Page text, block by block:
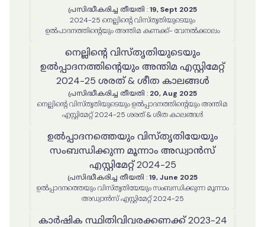
പ്രസിദ്ധീകരിച്ച തീയതി :19, Sept 2025
2024-25 നെല്ലിന്റെ വിസ്തൃതിയുടെയും
ഉൽപാദനത്തിന്റെയും അന്തിമ കണക്ക്- വേനൽക്കാലം
നെല്ലിൻ്റെ വിസ്തൃതിയുടെയും
ഉൽപ്പാദനത്തിൻ്റെയും അന്തിമ എസ്റ്റിമേറ്റ്
2024-25 ശരത് & ശീത കാലങ്ങൾ
പ്രസിദ്ധീകരിച്ച തീയതി : 20, Aug 2025
നെല്ലിൻ്റെ വിസ്തൃതിയുടെയും ഉൽപ്പാദനത്തിൻ്റെയും അന്തിമ
എസ്റ്റിമേറ്റ് 2024-25 ശരത് & ശീത കാലങ്ങൾ
ഉൽപ്പാദനത്തെയും വിസ്തൃതിയേയും
സംബന്ധിക്കുന്ന മൂന്നാം അഡ്വാൻസ്
എസ്റ്റിമേറ്റ് 2024-25
പ്രസിദ്ധീകരിച്ച തീയതി :19, June 2025
ഉൽപ്പാദനത്തെയും വിസ്തൃതിയേയും സംബന്ധിക്കുന്ന മൂന്നാം
അഡ്വാൻസ് എസ്റ്റിമേറ്റ് 2024-25
കാർഷിക സ്ഥിതിവിവരക്കണക്ക് 2023-24